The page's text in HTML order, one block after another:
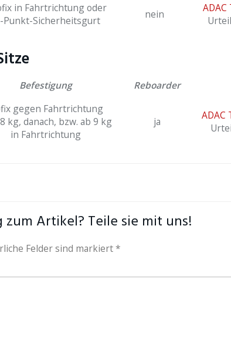
in Fahrtrichtung oder
Punkt-Sicherheitsgurt
nein
Befestigung Reboarder
gegen Fahrtrichtung
kg, danach, bzw. ab 9 kg
in Fahrtrichtung
ja
ADAC
Artikel? Teile sie mit uns!
Felder sind markiert *